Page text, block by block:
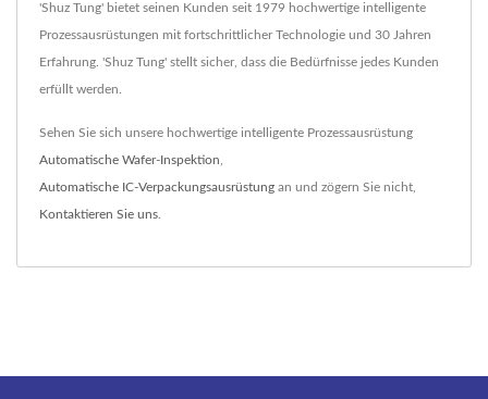
'Shuz Tung' bietet seinen Kunden seit 1979 hochwertige intelligente
Prozessausrüstungen mit fortschrittlicher Technologie und 30 Jahren
Erfahrung. 'Shuz Tung' stellt sicher, dass die Bedürfnisse jedes Kunden
erfüllt werden.
Sehen Sie sich unsere hochwertige intelligente Prozessausrüstung
Automatische Wafer-Inspektion
Automatische IC-Verpackungsausrüstung an und zögern Sie nicht,
Kontaktieren Sie uns